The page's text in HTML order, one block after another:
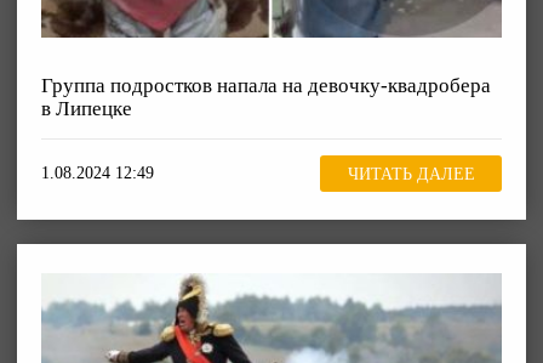
Группа подростков напала на девочку-квадробера
в Липецке
1.08.2024 12:49 ЧИТАТЬ ДАЛЕЕ